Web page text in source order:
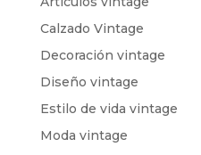
Calzado Vintage
Decoración vintage
Diseño vintage
Estilo de vida vintage
Moda vintage